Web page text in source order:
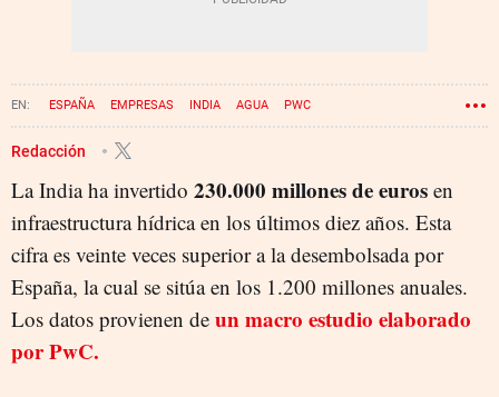
ESPAÑA EMPRESAS INDIA AGUA PWC
Redacción
La India ha invertido 230.000 millones de euros en
infraestructura hídrica en los últimos diez años. Esta
cifra es veinte veces superior a la desembolsada por
España, la cual se sitúa en los 1.200 millones anuales.
Los datos provienen de un macro estudio elaborado
por PwC.